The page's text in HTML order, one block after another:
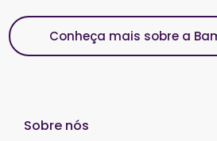
Conheça mais sobre a
Sobre nós